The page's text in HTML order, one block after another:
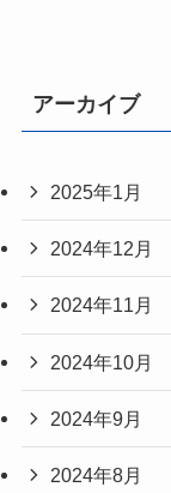
アーカイブ
2025年1月
2024年12月
2024年11月
2024年10月
2024年9月
2024年8月